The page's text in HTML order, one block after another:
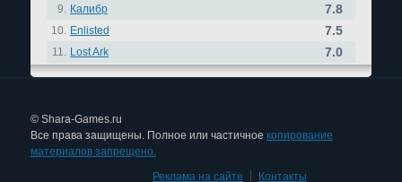
9. Калибр 7.8
10. Enlisted 7.5
11. Lost Ark 7.0
© Shara-Games.ru
Все права защищены. Полное или частичное копирование
материалов запрещено.
Реклама на сайте
Контакты